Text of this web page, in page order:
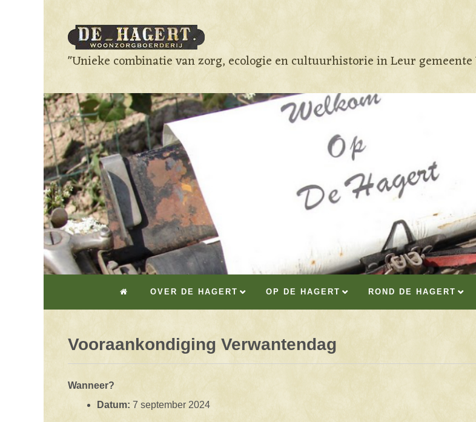
"Unieke combinatie van zorg, ecologie en cultuurhistorie in Leur gemeente
OVER DE HAGERT OP DE HAGERT ROND DE HAGERT
Vooraankondiging Verwantendag
Wanneer?
Datum: 7 september 2024